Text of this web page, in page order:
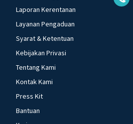
Laporan Kerentanan
Layanan Pengaduan
Syarat & Ketentuan
Kebijakan Privasi
Tentang Kami
Kontak Kami
Press Kit
Bantuan